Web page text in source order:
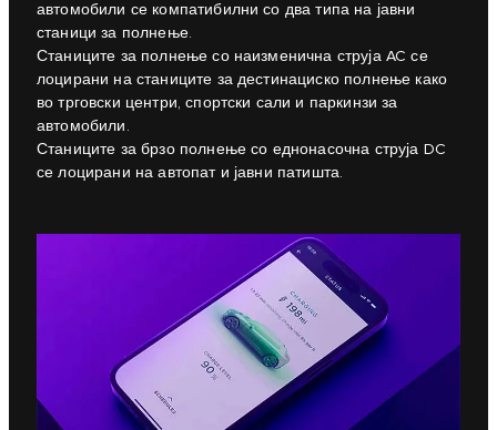
автомобили се компатибилни со два типа на јавни
станици за полнење.
Станиците за полнење со наизменична струја AC се
лоцирани на станиците за дестинациско полнење како
во трговски центри, спортски сали и паркинзи за
автомобили.
Станиците за брзо полнење со еднонасочна струја DC
се лоцирани на автопат и јавни патишта.